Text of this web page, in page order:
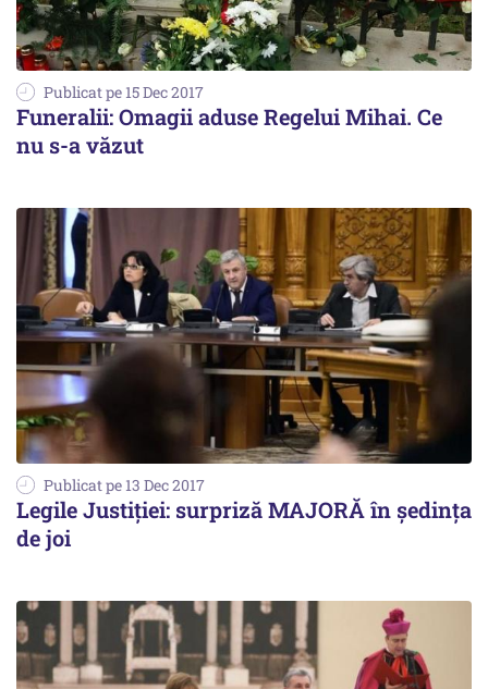
Publicat pe 15 Dec 2017
Funeralii: Omagii aduse Regelui Mihai. Ce
nu s-a văzut
Publicat pe 13 Dec 2017
Legile Justiţiei: surpriză MAJORĂ în şedinţa
de joi